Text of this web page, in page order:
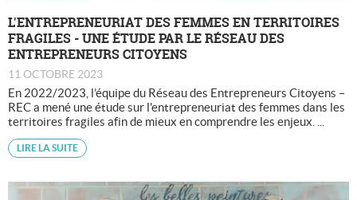
L'ENTREPRENEURIAT DES FEMMES EN TERRITOIRES
FRAGILES - UNE ÉTUDE PAR LE RÉSEAU DES
ENTREPRENEURS CITOYENS
11 OCTOBRE 2023
En 2022/2023, l’équipe du Réseau des Entrepreneurs Citoyens –
REC a mené une étude sur l'entrepreneuriat des femmes dans les
territoires fragiles afin de mieux en comprendre les enjeux. ...
LIRE LA SUITE